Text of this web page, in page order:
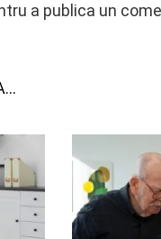
a publica un